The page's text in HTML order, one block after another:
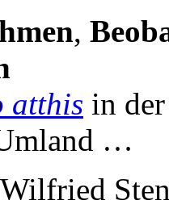
,
atthis in
…